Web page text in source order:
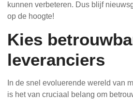
kunnen verbeteren. Dus blijf
op de hoogte!
Kies
leveranciers
In de snel evoluerende wereld van
is het van cruciaal belang om